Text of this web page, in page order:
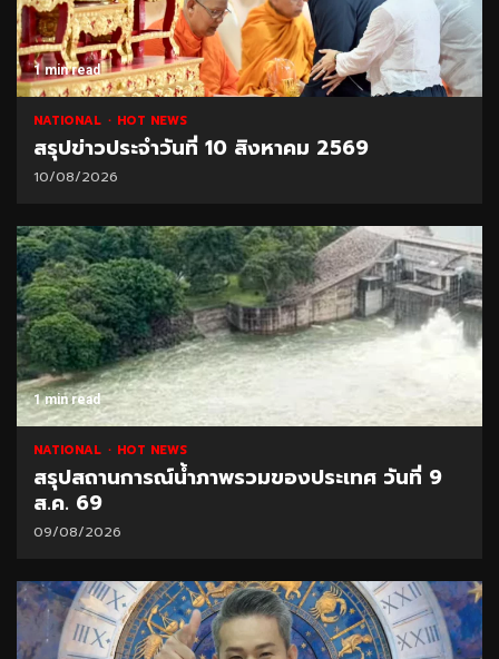
1 min read
NATIONAL HOT NEWS
สรุปข่าวประจำวันที่ 10 สิงหาคม 2569
10/08/2026
1 min read
NATIONAL HOT NEWS
สรุปสถานการณ์น้ำภาพรวมของประเทศ วันที่ 9
ส.ค. 69
09/08/2026